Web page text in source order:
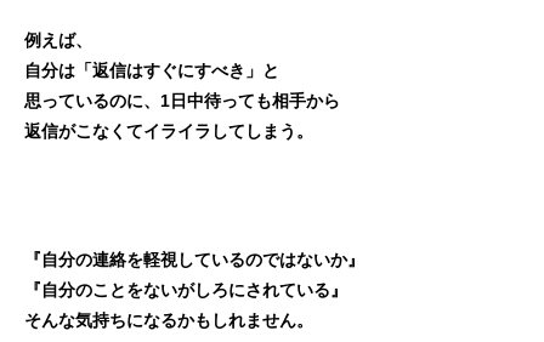
例えば、
自分は「返信はすぐにすべき」と
思っているのに、1日中待っても相手から
返信がこなくてイライラしてしまう。
『自分の連絡を軽視しているのではないか』
『自分のことをないがしろにされている』
そんな気持ちになるかもしれません。